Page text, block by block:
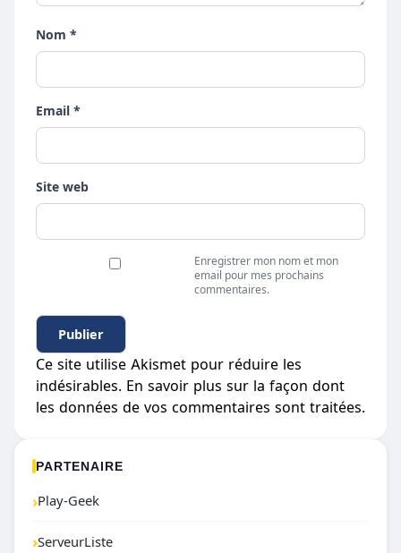
Nom *
Email *
Site web
Enregistrer mon nom et mon
email pour mes prochains
commentaires.
Ce site utilise Akismet pour réduire les
indésirables. En savoir plus sur la façon dont
les données de vos commentaires sont traitées.
PARTENAIRE
›Play-Geek
›ServeurListe